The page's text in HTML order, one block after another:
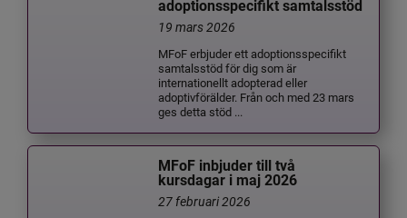
adoptionsspecifikt samtalsstöd
19 mars 2026
MFoF erbjuder ett adoptionsspecifikt
samtalsstöd för dig som är
internationellt adopterad eller
adoptivförälder. Från och med 23 mars
ges detta stöd ...
MFoF inbjuder till två
kursdagar i maj 2026
27 februari 2026